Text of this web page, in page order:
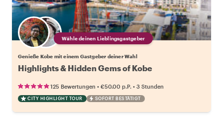
Wähle deinen Lieblingsgastgeber
Genieße Kobe mit einem Gastgeber deiner Wahl
Highlights & Hidden Gems of Kobe
125 Bewertungen • €50.00 p.P. • 3 Stunden
CITY HIGHLIGHT TOUR SOFORT BESTÄTIGT